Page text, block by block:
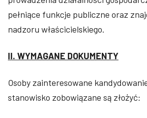
pełniące funkcje publiczne oraz
nadzoru właścicielskiego.
II. WYMAGANE DOKUMENTY
Osoby zainteresowane
stanowisko zobowiązane są złożyć: